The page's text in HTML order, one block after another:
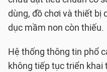
dùng, đồ chơi và thiết bị
dục mầm non còn thiếu.
Hệ thống thông tin phổ
không tiếp tục triển khai